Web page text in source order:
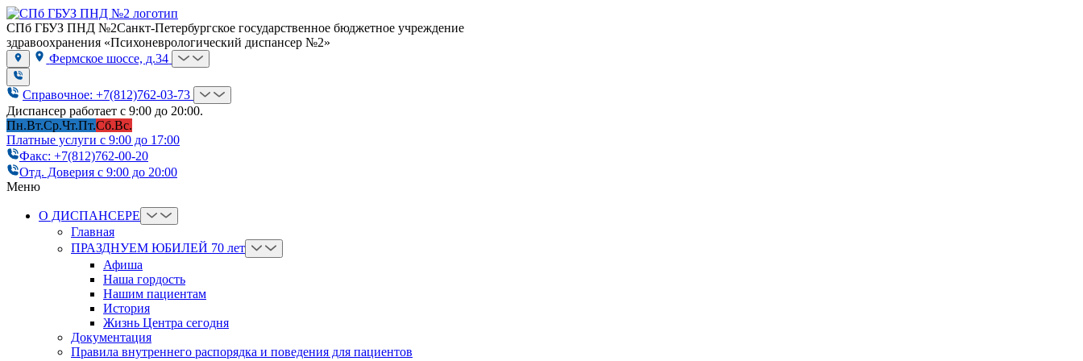
СПб ГБУЗ ПНД №2Санкт-Петербургское государственное бюджетное учреждение
здравоохранения «Психоневрологический диспансер №2»
Фермское шоссе, д.34
Справочное: +7(812)762-03-73
Диспансер работает с 9:00 до 20:00.
Пн.Вт.Ср.Чт.Пт.Сб.Вс.
Платные услуги с 9:00 до 17:00
Факс: +7(812)762-00-20
Отд. Доверия с 9:00 до 20:00
Меню
О ДИСПАНСЕРЕ
Главная
ПРАЗДНУЕМ ЮБИЛЕЙ 70 лет
Афиша
Наша гордость
Нашим пациентам
История
Жизнь Центра сегодня
Документация
Правила внутреннего распорядка и поведения для пациентов